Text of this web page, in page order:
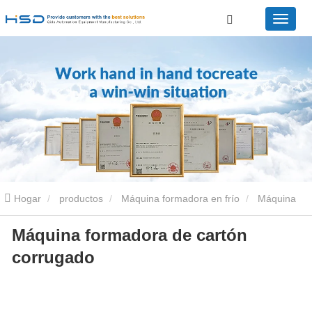
Hogar productos Máquina formadora en frío Máquina
formadora de rollos de cartón corrugado Máquina formadora de
cartón corrugado
Máquina formadora de cartón
corrugado